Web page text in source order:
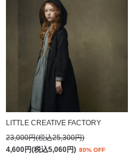
LITTLE CREATIVE FACTORY
23,000円(税込25,300円)
4,600円(税込5,060円) 80% OFF